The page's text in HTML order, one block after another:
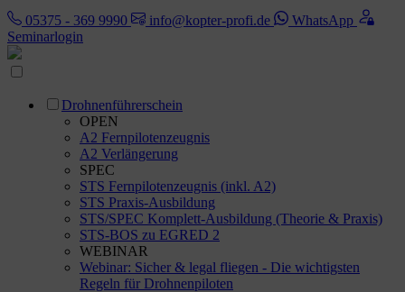
05375 - 369 9990 info@kopter-profi.de
WhatsApp
Seminarlogin
Drohnenführerschein
OPEN
A2 Fernpilotenzeugnis
A2 Verlängerung
SPEC
STS Fernpilotenzeugnis (inkl. A2)
STS Praxis-Ausbildung
STS/SPEC Komplett-Ausbildung (Theorie & Praxis)
STS-BOS zu EGRED 2
WEBINAR
Webinar: Sicher & legal fliegen - Die wichtigsten
Regeln für Drohnenpiloten